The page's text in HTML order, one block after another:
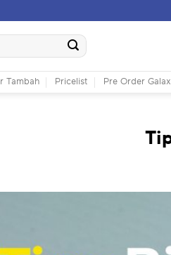
Tambah Pricelist Pre Order